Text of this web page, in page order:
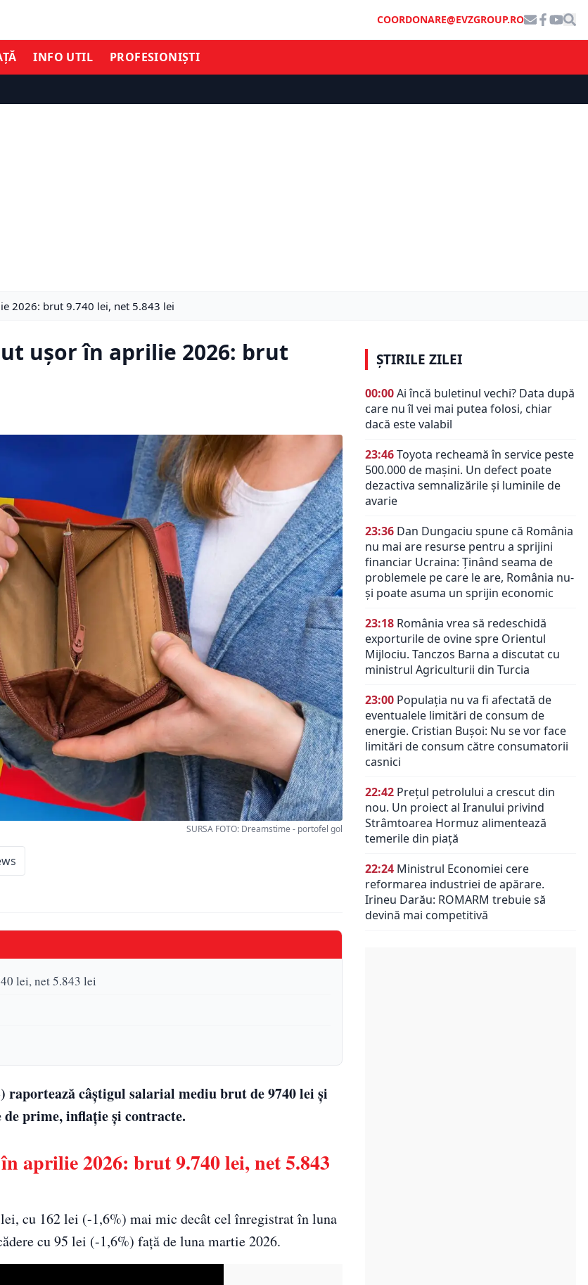
COORDONARE@EVZGROUP.RO
INFO UTIL PROFESIONIȘTI
2026: brut 9.740 lei, net 5.843 lei
ușor în aprilie 2026: brut
SURSA FOTO: Dreamstime - portofel gol
lei, net 5.843 lei
câștigul salarial mediu brut de 9740 lei și
prime, inflație și contracte.
aprilie 2026: brut 9.740 lei, net 5.843
cu 162 lei (-1,6%) mai mic decât cel înregistrat în luna
cu 95 lei (-1,6%) față de luna martie 2026.
ȘTIRILE ZILEI
00:00Ai încă buletinul vechi? Data după
care nu îl vei mai putea folosi, chiar
dacă este valabil
23:46Toyota recheamă în service peste
500.000 de mașini. Un defect poate
dezactiva semnalizările și luminile de
avarie
23:36 Dan Dungaciu spune că România
nu mai are resurse pentru a sprijini
financiar Ucraina: Ținând seama de
problemele pe care le are, România nu-
și poate asuma un sprijin economic
23:18 România vrea să redeschidă
exporturile de ovine spre Orientul
Mijlociu. Tanczos Barna a discutat cu
ministrul Agriculturii din Turcia
23:00 Populația nu va fi afectată de
eventualele limitări de consum de
energie. Cristian Bușoi: Nu se vor face
limitări de consum către consumatorii
casnici
22:42 Prețul petrolului a crescut din
nou. Un proiect al Iranului privind
Strâmtoarea Hormuz alimentează
temerile din piață
22:24 Ministrul Economiei cere
reformarea industriei de apărare.
Irineu Darău: ROMARM trebuie să
devină mai competitivă